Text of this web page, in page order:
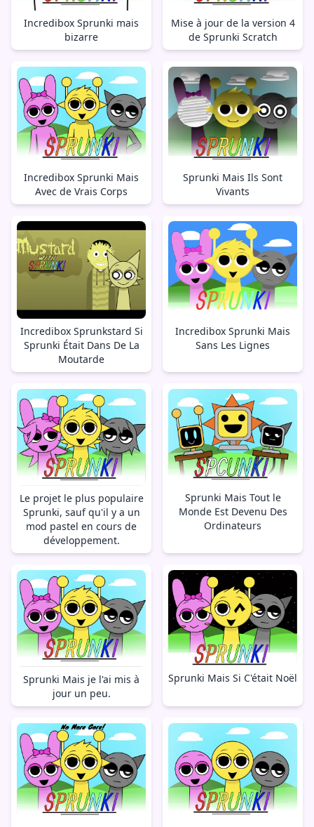
Incredibox Sprunki mais
bizarre
Mise à jour de la version 4
de Sprunki Scratch
Incredibox Sprunki Mais
Avec de Vrais Corps
Sprunki Mais Ils Sont
Vivants
Incredibox Sprunkstard Si
Sprunki Était Dans De La
Moutarde
Incredibox Sprunki Mais
Sans Les Lignes
Le projet le plus populaire
Sprunki, sauf qu'il y a un
mod pastel en cours de
développement.
Sprunki Mais Tout le
Monde Est Devenu Des
Ordinateurs
Sprunki Mais je l'ai mis à
jour un peu.
Sprunki Mais Si C'était Noël